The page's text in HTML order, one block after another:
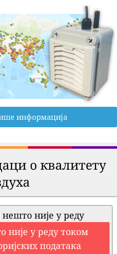
информација
о квалитету
није у реду
није у реду током
података